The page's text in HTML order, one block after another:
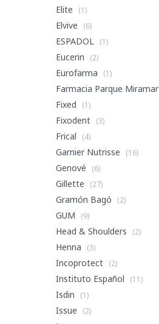
Elite (1)
Elvive (6)
ESPADOL (1)
Eucerin (2)
Eurofarma (1)
Farmacia Parque Miramar
Fixed (1)
Fixodent (3)
Frical (4)
Garnier Nutrisse (16)
Genové (6)
Gillette (27)
Gramón Bagó (2)
GUM (9)
Head & Shoulders (2)
Henna (3)
Incoprotect (2)
Instituto Español (11)
Isdin (1)
Issue (2)